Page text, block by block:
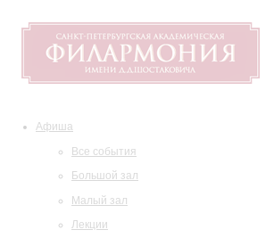
Афиша
Все события
Большой зал
Малый зал
Лекции